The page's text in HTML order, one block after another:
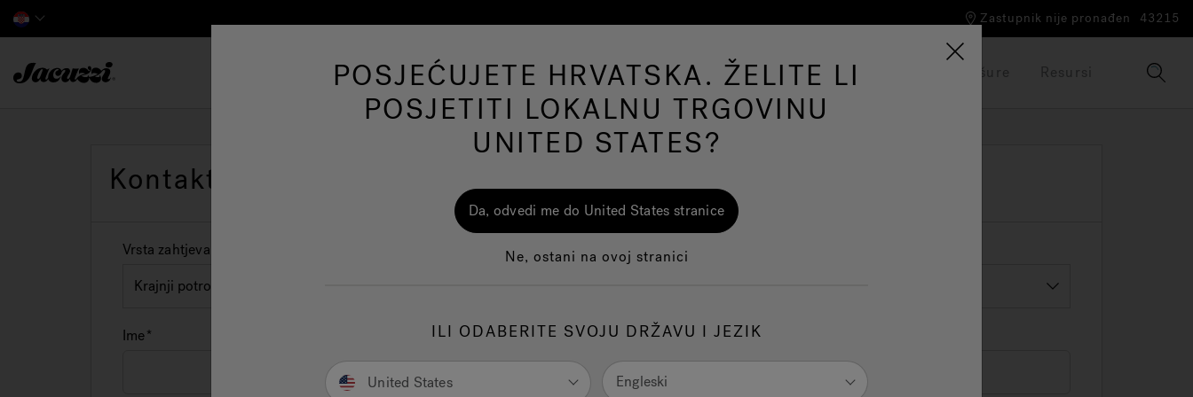
Zastupnik nije pronađen 43215
Hidromasažne kade Swim Spas bazeni Kade Wellness Naša robna marka Brošure Resursi
Kontaktirajte nas
Vrsta zahtjeva
Ime
POSJEĆUJETE HRVATSKA. ŽELITE LI
POSJETITI LOKALNU TRGOVINU
UNITED STATES?
Da, odvedi me do United States stranice
Ne, ostani na ovoj stranici
ILI ODABERITE SVOJU DRŽAVU I JEZIK
United States Engleski